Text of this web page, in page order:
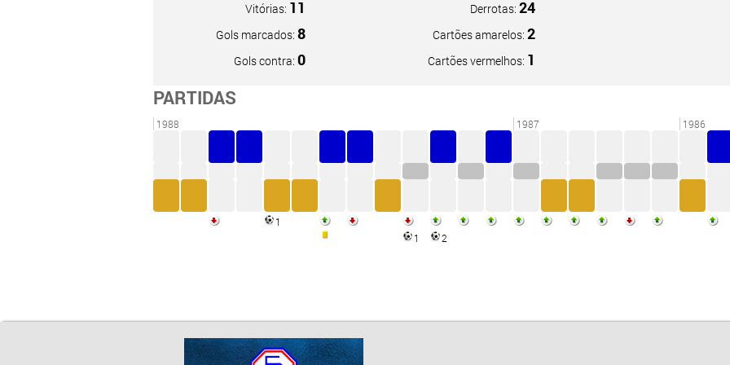
Vitórias: 11
Gols marcados: 8
Gols contra: 0
Derrotas: 24
Cartões amarelos: 2
Cartões vermelhos: 1
PARTIDAS
1988
1
1
2
1987 1986